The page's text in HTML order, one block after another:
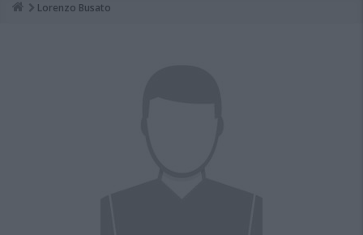
Breadcrumb
Lorenzo Busato